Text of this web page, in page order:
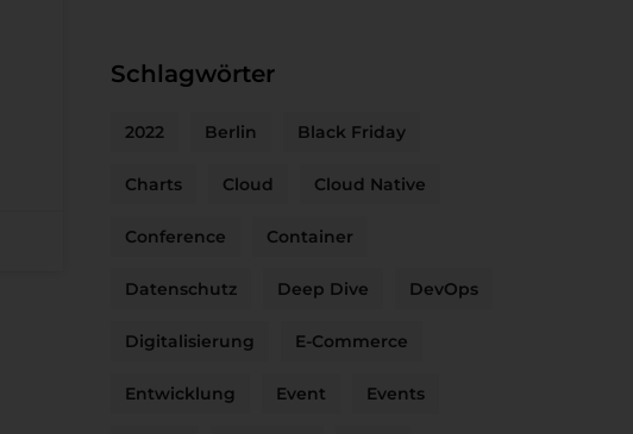
Schlagwörter
2022 Berlin Black Friday
Charts Cloud Cloud Native
Conference Container
Datenschutz Deep Dive DevOps
Digitalisierung E-Commerce
Entwicklung Event Events